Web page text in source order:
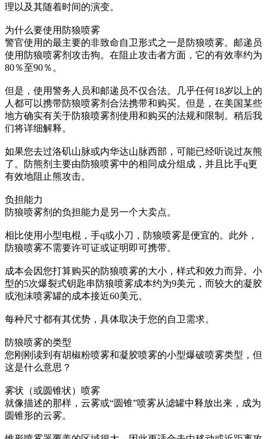
理以及其随着时间的演变。
为什么要使用防狼喷雾
警官使用的最主要的非致命自卫形式之一是防狼喷雾。邮递员
使用防狼喷雾剂攻击狗。在阻止攻击者方面，它的有效率约为
80％至90％。
但是，使用警务人员和邮递员不仅合法。几乎任何18岁以上的
人都可以携带防狼喷雾剂合法携带和购买。但是，在美国某些
地方确实有关于防狼喷雾剂使用和购买的法规和限制。稍后我
们将详细解释。
如果您去过洛矶山脉或内华达山脉西部，可能已经听说过灰熊
了。防熊剂主要由防狼喷雾中的相同成分组成，并且比手q更
有效地阻止熊攻击。
负担能力
防狼喷雾剂的负担能力是另一个大卖点。
相比使用小型电棍，手q或小刀，防狼喷雾是便宜的。此外，
防狼喷雾不需要许可证或证明即可携带。
成本会因您打算购买的防狼喷雾的大小，样式和效力而异。小
型的5次爆裂式钥匙串防狼喷雾成本约为9美元，而较大的凝胶
或泡沫喷雾罐的成本接近60美元。
每种尺寸都有其优势，具体取决于您的自卫需求。
防狼喷雾的类型
您刚刚读到有胡椒粉喷雾和凝胶喷雾的小型爆破喷雾类型，但
这是什么意思？
雾状（或圆锥状）喷雾
就像描述的那样，云雾或“圆锥”喷雾从滤罐中释放出来，成为
圆锥形的云雾。